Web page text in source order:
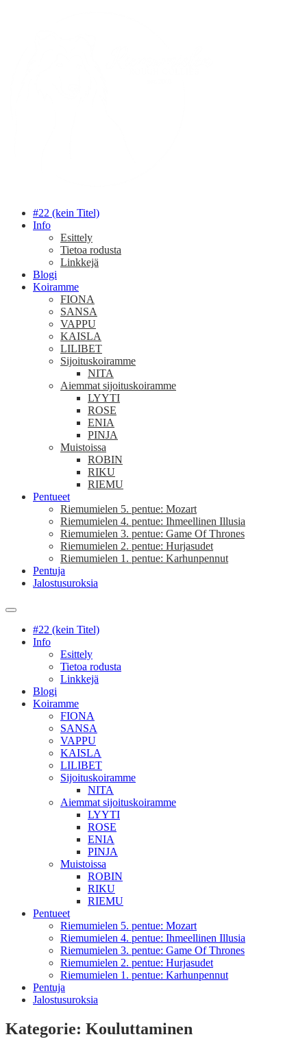
#22 (kein Titel)
Info
Esittely
Tietoa rodusta
Linkkejä
Blogi
Koiramme
FIONA
SANSA
VAPPU
KAISLA
LILIBET
Sijoituskoiramme
NITA
Aiemmat sijoituskoiramme
LYYTI
ROSE
ENIA
PINJA
Muistoissa
ROBIN
RIKU
RIEMU
Pentueet
Riemumielen 5. pentue: Mozart
Riemumielen 4. pentue: Ihmeellinen Illusia
Riemumielen 3. pentue: Game Of Thrones
Riemumielen 2. pentue: Hurjasudet
Riemumielen 1. pentue: Karhunpennut
Pentuja
Jalostusuroksia
#22 (kein Titel)
Info
Esittely
Tietoa rodusta
Linkkejä
Blogi
Koiramme
FIONA
SANSA
VAPPU
KAISLA
LILIBET
Sijoituskoiramme
NITA
Aiemmat sijoituskoiramme
LYYTI
ROSE
ENIA
PINJA
Muistoissa
ROBIN
RIKU
RIEMU
Pentueet
Riemumielen 5. pentue: Mozart
Riemumielen 4. pentue: Ihmeellinen Illusia
Riemumielen 3. pentue: Game Of Thrones
Riemumielen 2. pentue: Hurjasudet
Riemumielen 1. pentue: Karhunpennut
Pentuja
Jalostusuroksia
Kategorie: Kouluttaminen